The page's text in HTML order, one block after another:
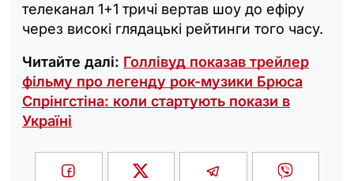
телеканал 1+1 тричі вертав шоу до ефіру
через високі глядацькі рейтинги того часу.
Читайте далі: Голлівуд показав трейлер
фільму про легенду рок-музики Брюса
Спрінгстіна: коли стартують покази в
Україні